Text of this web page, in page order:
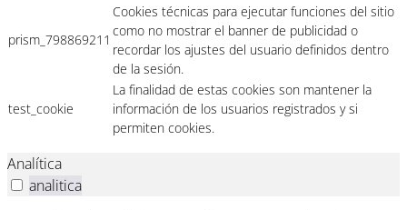
prism_798869211
Cookies técnicas para ejecutar funciones del sitio
como no mostrar el banner de publicidad o
recordar los ajustes del usuario definidos dentro
de la sesión.
test_cookie
La finalidad de estas cookies son mantener la
información de los usuarios registrados y si
permiten cookies.
Analítica
analitica